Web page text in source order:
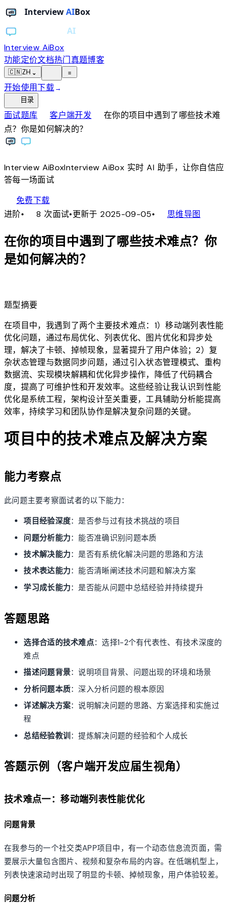
Interview AiBox
功能定价文档热门真题博客
🇨🇳ZH ⌄ ≡
开始使用下载→
目录
面试题库chevron_right客户端开发chevron_right
在你的项目中遇到了哪些技术难
点？你是如何解决的？
Interview AiBoxInterviewAiBox实时 AI 助手，让你自信应
答每一场面试
免费下载
进阶• 8 次面试•更新于 2025-09-05• 思维导图
在你的项目中遇到了哪些技术难点？你
是如何解决的？
题型摘要
在项目中，我遇到了两个主要技术难点：1）移动端列表性能
优化问题，通过布局优化、列表优化、图片优化和异步处
理，解决了卡顿、掉帧现象，显著提升了用户体验；2）复
杂状态管理与数据同步问题，通过引入状态管理模式、重构
数据流、实现模块解耦和优化异步操作，降低了代码耦合
度，提高了可维护性和开发效率。这些经验让我认识到性能
优化是系统工程，架构设计至关重要，工具辅助分析能提高
效率，持续学习和团队协作是解决复杂问题的关键。
项目中的技术难点及解决方案
能力考察点
此问题主要考察面试者的以下能力：
项目经验深度：是否参与过有技术挑战的项目
问题分析能力：能否准确识别问题本质
技术解决能力：是否有系统化解决问题的思路和方法
技术表达能力：能否清晰阐述技术问题和解决方案
学习成长能力：是否能从问题中总结经验并持续提升
答题思路
选择合适的技术难点：选择1-2个有代表性、有技术深度的
难点
描述问题背景：说明项目背景、问题出现的环境和场景
分析问题本质：深入分析问题的根本原因
详述解决方案：说明解决问题的思路、方案选择和实施过
程
总结经验教训 ：提炼解决问题的经验和个人成长
答题示例（客户端开发应届生视角）
技术难点一：移动端列表性能优化
问题背景
在我参与的一个社交类APP项目中，有一个动态信息流页面，需
要展示大量包含图片、视频和复杂布局的内容。在低端机型上，
列表快速滚动时出现了明显的卡顿、掉帧现象，用户体验较差。
问题分析